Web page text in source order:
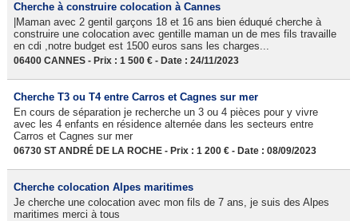
Cherche à construire colocation à Cannes
|Maman avec 2 gentil garçons 18 et 16 ans bien éduqué cherche à
construire une colocation avec gentille maman un de mes fils travaille
en cdi ,notre budget est 1500 euros sans les charges...
06400 CANNES - Prix : 1 500 € - Date : 24/11/2023
Cherche T3 ou T4 entre Carros et Cagnes sur mer
En cours de séparation je recherche un 3 ou 4 pièces pour y vivre
avec les 4 enfants en résidence alternée dans les secteurs entre
Carros et Cagnes sur mer
06730 ST ANDRÉ DE LA ROCHE - Prix : 1 200 € - Date : 08/09/2023
Cherche colocation Alpes maritimes
Je cherche une colocation avec mon fils de 7 ans, je suis des Alpes
maritimes merci à tous